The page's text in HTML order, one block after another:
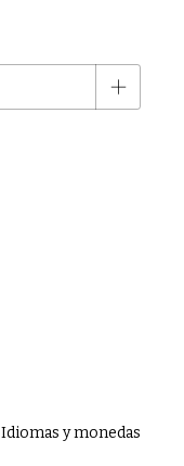
Idiomas y monedas